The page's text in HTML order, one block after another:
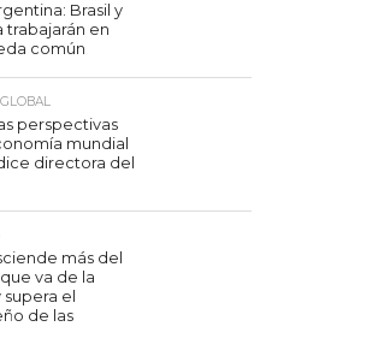
Brasil y
trabajarán en
común
perspectivas
mundial
directora del
más del
va de la
el
de las